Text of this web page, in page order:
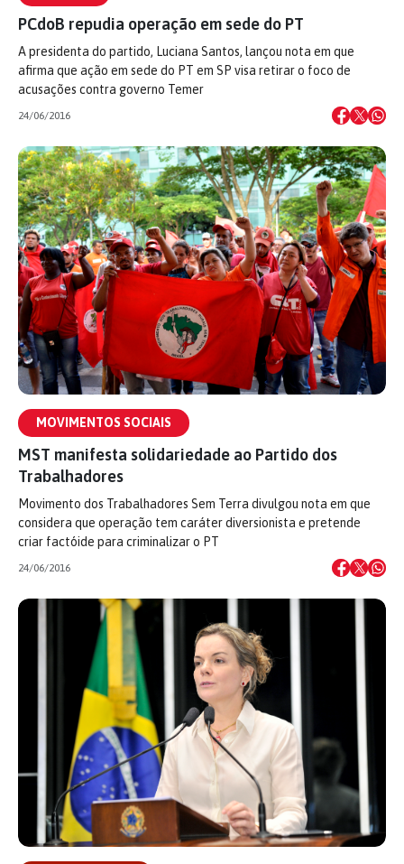
PCdoB repudia operação em sede do PT
A presidenta do partido, Luciana Santos, lançou nota em que
afirma que ação em sede do PT em SP visa retirar o foco de
acusações contra governo Temer
24/06/2016
MOVIMENTOS SOCIAIS
MST manifesta solidariedade ao Partido dos
Trabalhadores
Movimento dos Trabalhadores Sem Terra divulgou nota em que
considera que operação tem caráter diversionista e pretende
criar factóide para criminalizar o PT
24/06/2016